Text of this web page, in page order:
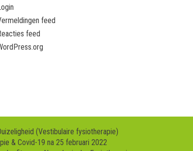
feed
feed
(Vestibulaire fysiotherapie)
& Covid-19 na 25 februari 2022